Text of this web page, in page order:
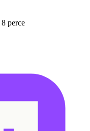
8 perce